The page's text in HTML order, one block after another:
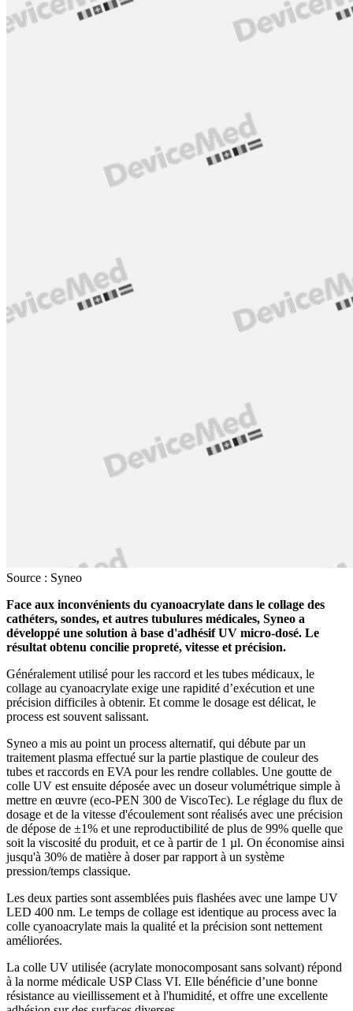
Source : Syneo
Face aux inconvénients du cyanoacrylate dans le collage des
cathéters, sondes, et autres tubulures médicales, Syneo a
développé une solution à base d'adhésif UV micro-dosé. Le
résultat obtenu concilie propreté, vitesse et précision.
Généralement utilisé pour les raccord et les tubes médicaux, le
collage au cyanoacrylate exige une rapidité d’exécution et une
précision difficiles à obtenir. Et comme le dosage est délicat, le
process est souvent salissant.
Syneo a mis au point un process alternatif, qui débute par un
traitement plasma effectué sur la partie plastique de couleur des
tubes et raccords en EVA pour les rendre collables. Une goutte de
colle UV est ensuite déposée avec un doseur volumétrique simple à
mettre en œuvre (eco-PEN 300 de ViscoTec). Le réglage du flux de
dosage et de la vitesse d'écoulement sont réalisés avec une précision
de dépose de ±1% et une reproductibilité de plus de 99% quelle que
soit la viscosité du produit, et ce à partir de 1 µl. On économise ainsi
jusqu'à 30% de matière à doser par rapport à un système
pression/temps classique.
Les deux parties sont assemblées puis flashées avec une lampe UV
LED 400 nm. Le temps de collage est identique au process avec la
colle cyanoacrylate mais la qualité et la précision sont nettement
améliorées.
La colle UV utilisée (acrylate monocomposant sans solvant) répond
à la norme médicale USP Class VI. Elle bénéficie d’une bonne
résistance au vieillissement et à l'humidité, et offre une excellente